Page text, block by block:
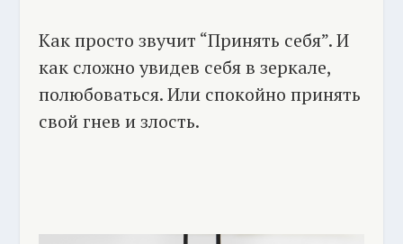
Как просто звучит “Принять себя”. И
как сложно увидев себя в зеркале,
полюбоваться. Или спокойно принять
свой гнев и злость.